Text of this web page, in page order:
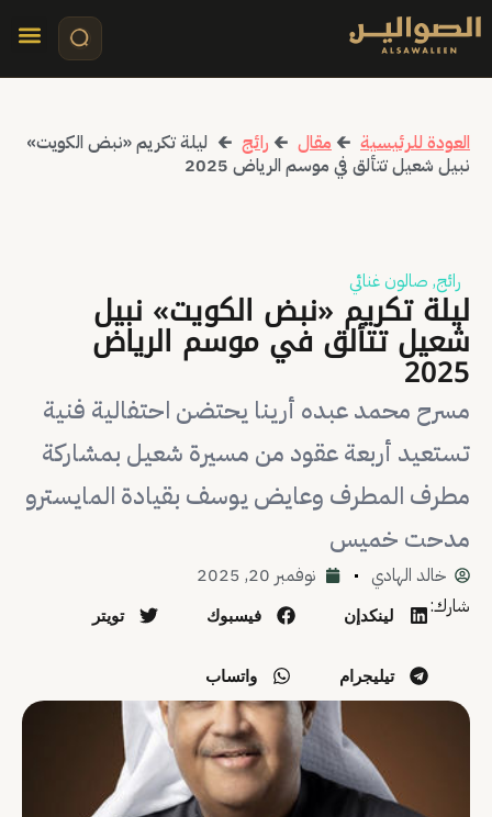
العودة للرئيسية 🡰 مقال 🡰 رائج 🡰 ليلة تكريم «نبض الكويت»
نبيل شعيل تتألق في موسم الرياض 2025
رائج, صالون غنائي
ليلة تكريم «نبض الكويت» نبيل
شعيل تتألق في موسم الرياض
2025
مسرح محمد عبده أرينا يحتضن احتفالية فنية
تستعيد أربعة عقود من مسيرة شعيل بمشاركة
مطرف المطرف وعايض يوسف بقيادة المايسترو
مدحت خميس
خالد الهادي نوفمبر 20, 2025
لينكدإن فيسبوك تويتر
تيليجرام واتساب
شارك: